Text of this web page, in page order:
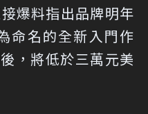
爆料指出品牌明年
命名的全新入門作
，將低於三萬元美